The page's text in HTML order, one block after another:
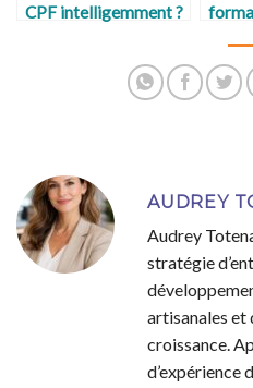
CPF intelligemment ?
AUDREY
Audrey
stratégie
artisanales et
croissance.
d’expérience